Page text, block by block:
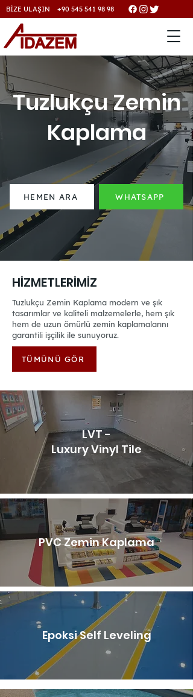
BİZE ULAŞIN +90 545 541 98 98
Tuzlukçu Zemin
Kaplama
HEMEN ARA WHATSAPP
HİZMETLERİMİZ
Tuzlukçu Zemin Kaplama modern ve şık
tasarımlar ve kaliteli malzemelerle, hem şık
hem de uzun ömürlü zemin kaplamalarını
garantili işçilik ile sunuyoruz.
TÜMÜNÜ GÖR
LVT -
Luxury Vinyl Tile
PVC Zemin Kaplama
Epoksi Self Leveling